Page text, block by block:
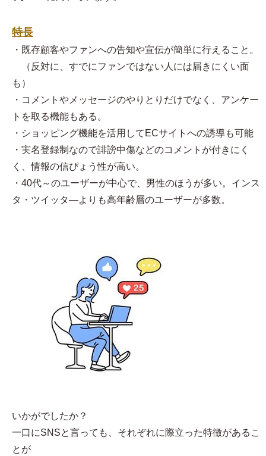
特長
・既存顧客やファンへの告知や宣伝が簡単に行えること。
（反対に、すでにファンではない人には届きにくい面
も）
・コメントやメッセージのやりとりだけでなく、アンケー
トを取る機能もある。
・ショッピング機能を活用してECサイトへの誘導も可能
・実名登録制なので誹謗中傷などのコメントが付きにく
く、情報の信ぴょう性が高い。
・40代～のユーザーが中心で、男性のほうが多い。インス
タ・ツイッタ―よりも高年齢層のユーザーが多数。
いかがでしたか？
一口にSNSと言っても、それぞれに際立った特徴があるこ
とが